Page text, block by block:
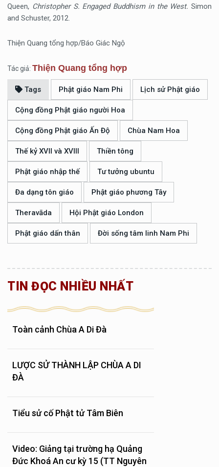
Queen, Christopher S. Engaged Buddhism in the West. Simon
and Schuster, 2012.
Thiện Quang tổng hợp/Báo Giác Ngộ
Tác giả: Thiện Quang tổng hợp
Tags Phật giáo Nam Phi Lịch sử Phật giáo
Cộng đồng Phật giáo người Hoa
Cộng đồng Phật giáo Ấn Độ Chùa Nam Hoa
Thế kỷ XVII và XVIII Thiền tông
Phật giáo nhập thế Tư tưởng ubuntu
Đa dạng tôn giáo Phật giáo phương Tây
Theravāda Hội Phật giáo London
Phật giáo dấn thân Đời sống tâm linh Nam Phi
TIN ĐỌC NHIỀU NHẤT
Toàn cảnh Chùa A Di Đà
LƯỢC SỬ THÀNH LẬP CHÙA A DI
ĐÀ
Tiểu sử cố Phật tử Tâm Biên
Video: Giảng tại trường hạ Quảng
Đức Khoá An cư kỳ 15 (TT Nguyên